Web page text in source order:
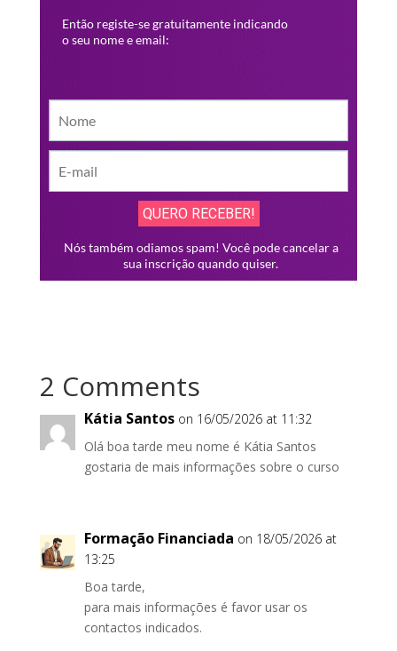
2 Comments
Kátia Santos on 16/05/2026 at 11:32
Olá boa tarde meu nome é Kátia Santos
gostaria de mais informações sobre o curso
Formação Financiada on 18/05/2026 at
13:25
Boa tarde,
para mais informações é favor usar os
contactos indicados.